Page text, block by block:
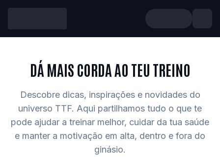
DÁ MAIS CORDA AO TEU TREINO
Descobre dicas, inspirações e novidades do
universo TTF. Aqui partilhamos tudo o que te
pode ajudar a treinar melhor, cuidar da tua saúde
e manter a motivação em alta, dentro e fora do
ginásio.